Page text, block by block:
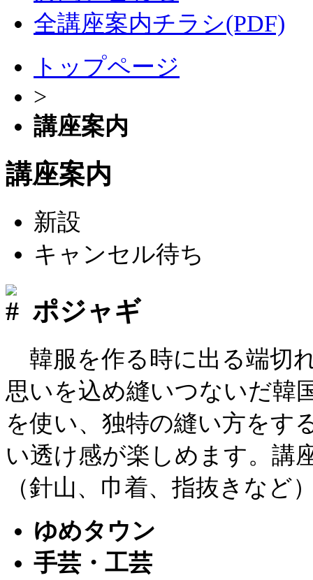
全講座案内チラシ(PDF)
トップページ
>
講座案内
講座案内
新設
キャンセル待ち
ポジャギ
韓服を作る時に出る端切
思いを込め縫いつないだ韓
を使い、独特の縫い方をす
い透け感が楽しめます。講
（針山、巾着、指抜きなど
ゆめタウン
手芸・工芸